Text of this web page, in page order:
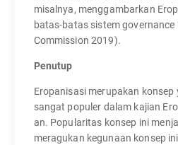
misalnya, menggambarkan
batas-batas sistem governance
Commission 2019).
Penutup
Eropanisasi merupakan konsep
sangat populer dalam kajian
an. Popularitas konsep ini
meragukan kegunaan konsep